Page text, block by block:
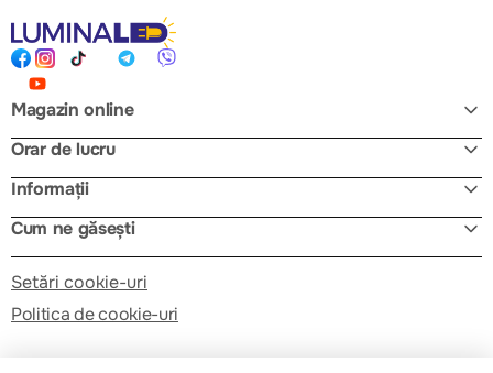
Magazin online
Orar de lucru
Informații
Cum ne găsești
Setări cookie-uri
Politica de cookie-uri